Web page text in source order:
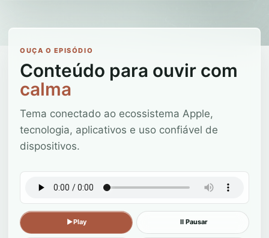
OUÇA O EPISÓDIO
Conteúdo para ouvir com
calma
Tema conectado ao ecossistema Apple,
tecnologia, aplicativos e uso confiável de
dispositivos.
▶Play Ⅱ Pausar